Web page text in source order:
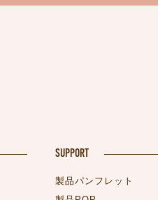
SUPPORT
製品パンフレット